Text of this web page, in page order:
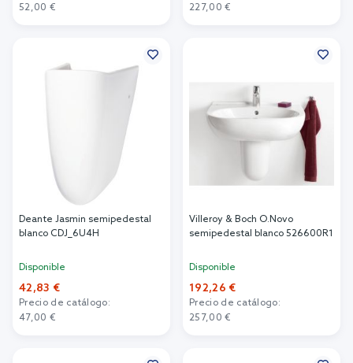
52,00 €
227,00 €
Deante Jasmin semipedestal
blanco CDJ_6U4H
Disponible
42,83 €
Precio de catálogo:
47,00 €
Villeroy & Boch O.Novo
semipedestal blanco 526600R1
Disponible
192,26 €
Precio de catálogo:
257,00 €